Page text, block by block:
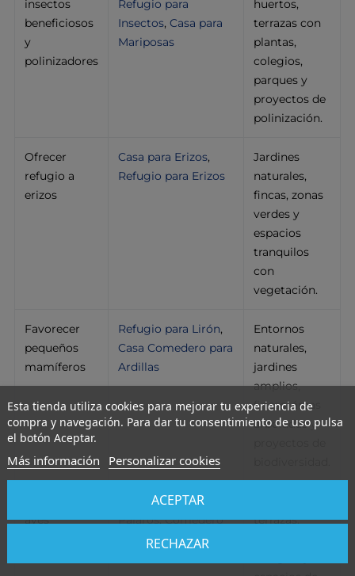
insectos
beneficiosos
y
polinizadores
Refugio para
Insectos, Casa para
Mariposas
huertos,
terrazas con
plantas,
colegios,
parques y
proyectos de
polinización.
Ofrecer
refugio a
erizos
Casa para Erizos,
Refugio para Erizos
Jardines
naturales,
fincas, zonas
verdes y
espacios
tranquilos
con
vegetación.
Favorecer
pequeños
mamíferos
Refugio para Lirón,
Casa Comedero para
Ardillas
Entornos
naturales,
jardines
amplios,
fincas, áreas
arboladas y
aves
Comedero para
Pájaros,Comedero
para Pájaros "Bird
terrazas,
Esta tienda utiliza cookies para mejorar tu experiencia de
compra y navegación. Para dar tu consentimiento de uso pulsa
el botón Aceptar.
Más información Personalizar cookies
RECHAZAR
ACEPTAR